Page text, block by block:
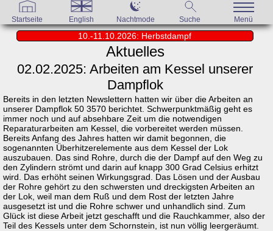
Startseite English Nachtmode Suche Menü
10.-11.10.2026: Herbstdampf
Aktuelles
02.02.2025: Arbeiten am Kessel unserer
Dampflok
Bereits in den letzten Newslettern hatten wir über die Arbeiten an
unserer Dampflok 50 3570 berichtet. Schwerpunktmäßig geht es
immer noch und auf absehbare Zeit um die notwendigen
Reparaturarbeiten am Kessel, die vorbereitet werden müssen.
Bereits Anfang des Jahres hatten wir damit begonnen, die
sogenannten Überhitzerelemente aus dem Kessel der Lok
auszubauen. Das sind Rohre, durch die der Dampf auf den Weg zu
den Zylindern strömt und darin auf knapp 300 Grad Celsius erhitzt
wird. Das erhöht seinen Wirkungsgrad. Das Lösen und der Ausbau
der Rohre gehört zu den schwersten und dreckigsten Arbeiten an
der Lok, weil man dem Ruß und dem Rost der letzten Jahre
ausgesetzt ist und die Rohre schwer und unhandlich sind. Zum
Glück ist diese Arbeit jetzt geschafft und die Rauchkammer, also der
Teil des Kessels unter dem Schornstein, ist nun völlig leergeräumt.